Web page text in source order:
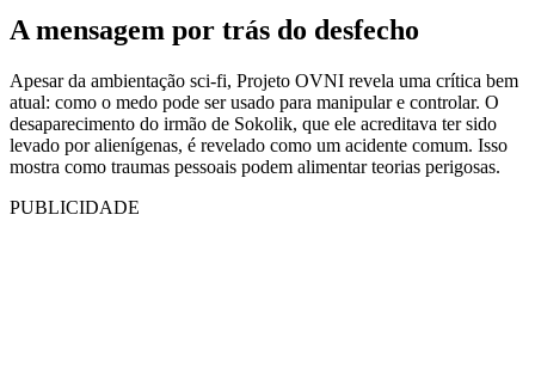
A mensagem por trás do desfecho
Apesar da ambientação sci-fi, Projeto OVNI revela uma crítica bem
atual: como o medo pode ser usado para manipular e controlar. O
desaparecimento do irmão de Sokolik, que ele acreditava ter sido
levado por alienígenas, é revelado como um acidente comum. Isso
mostra como traumas pessoais podem alimentar teorias perigosas.
PUBLICIDADE